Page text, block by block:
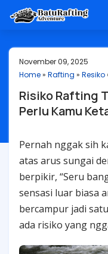
November 09, 2025
Home» Rafting » Resiko
Risiko Rafting
Perlu Kamu
Pernah nggak sih
atas arus sungai
berpikir, “Seru
sensasi luar biasa
bercampur jadi
ada risiko yang